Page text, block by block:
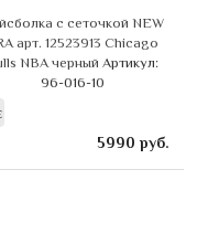
с сеточкой NEW
арт. 12523913 Chicago
NBA черныйАртикул:
96-016-10
5990 руб.